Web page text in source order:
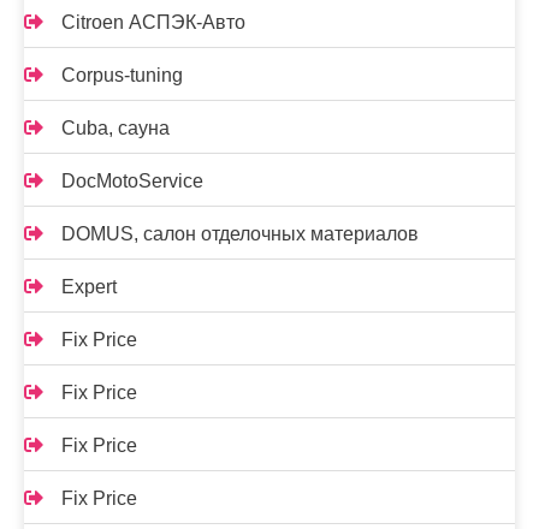
Citroen АСПЭК-Авто
Corpus-tuning
Cuba, сауна
DocMotoService
DOMUS, салон отделочных материалов
Expert
Fix Price
Fix Price
Fix Price
Fix Price